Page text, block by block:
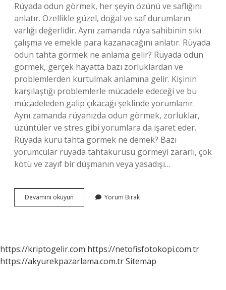
Rüyada odun görmek, her şeyin özünü ve saflığını
anlatır. Özellikle güzel, doğal ve saf durumların
varlığı değerlidir. Aynı zamanda rüya sahibinin sıkı
çalışma ve emekle para kazanacağını anlatır. Rüyada
odun tahta görmek ne anlama gelir? Rüyada odun
görmek, gerçek hayatta bazı zorluklardan ve
problemlerden kurtulmak anlamına gelir. Kişinin
karşılaştığı problemlerle mücadele edeceği ve bu
mücadeleden galip çıkacağı şeklinde yorumlanır.
Aynı zamanda rüyanızda odun görmek, zorluklar,
üzüntüler ve stres gibi yorumlara da işaret eder.
Rüyada kuru tahta görmek ne demek? Bazı
yorumcular rüyada tahtakurusu görmeyi zararlı, çok
kötü ve zayıf bir düşmanın veya yasadışı…
Devamını okuyun
Kara
Yorum Bırak
https://kriptogelir.com https://netofisfotokopi.com.tr
https://akyurekpazarlama.com.trSitemap